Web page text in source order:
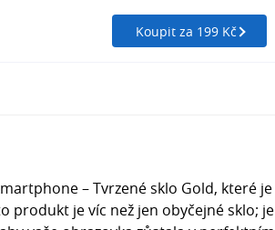
Koupit za 199 Kč
– Tvrzené sklo Gold, které je
produkt je víc než jen obyčejné sklo; je